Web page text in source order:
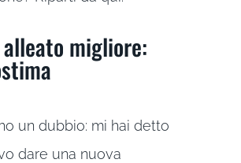
migliore:
un dubbio: mi hai detto
dare una nuova